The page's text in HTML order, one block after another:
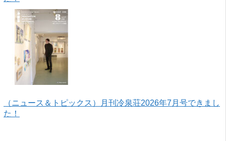
（ニュース＆トピックス）月刊冷泉荘2026年7月号できまし
た！